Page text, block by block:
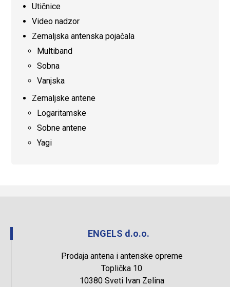
Utičnice
Video nadzor
Zemaljska antenska pojačala
Multiband
Sobna
Vanjska
Zemaljske antene
Logaritamske
Sobne antene
Yagi
ENGELS d.o.o.
Prodaja antena i antenske opreme
Toplička 10
10380 Sveti Ivan Zelina